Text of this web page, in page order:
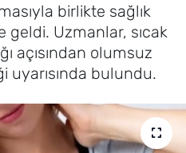
birlikte sağlık
geldi. Uzmanlar, sıcak
açısından olumsuz
uyarısında bulundu.